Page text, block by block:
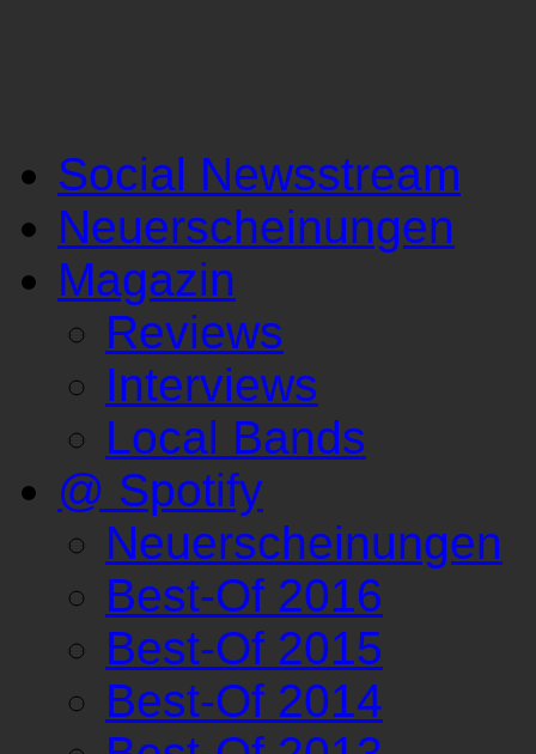
Social Newsstream
Neuerscheinungen
Magazin
Reviews
Interviews
Local Bands
@ Spotify
Neuerscheinungen
Best-Of 2016
Best-Of 2015
Best-Of 2014